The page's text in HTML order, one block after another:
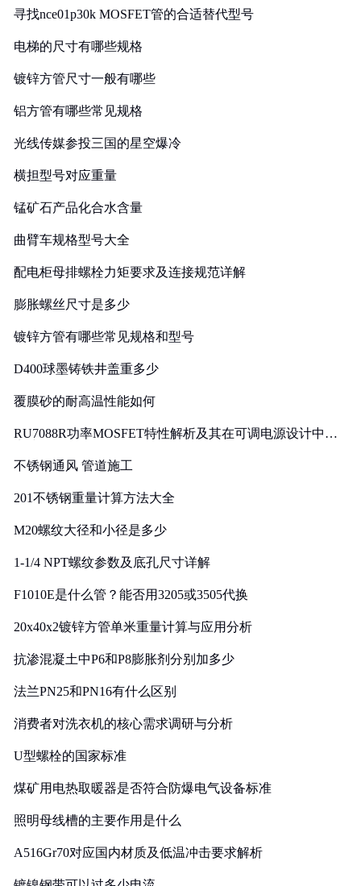
寻找nce01p30k MOSFET管的合适替代型号
电梯的尺寸有哪些规格
镀锌方管尺寸一般有哪些
铝方管有哪些常见规格
光线传媒参投三国的星空爆冷
横担型号对应重量
锰矿石产品化合水含量
曲臂车规格型号大全
配电柜母排螺栓力矩要求及连接规范详解
膨胀螺丝尺寸是多少
镀锌方管有哪些常见规格和型号
D400球墨铸铁井盖重多少
覆膜砂的耐高温性能如何
RU7088R功率MOSFET特性解析及其在可调电源设计中的
不锈钢通风 管道施工
201不锈钢重量计算方法大全
M20螺纹大径和小径是多少
1-1/4 NPT螺纹参数及底孔尺寸详解
F1010E是什么管？能否用3205或3505代换
20x40x2镀锌方管单米重量计算与应用分析
抗渗混凝土中P6和P8膨胀剂分别加多少
法兰PN25和PN16有什么区别
消费者对洗衣机的核心需求调研与分析
U型螺栓的国家标准
煤矿用电热取暖器是否符合防爆电气设备标准
照明母线槽的主要作用是什么
A516Gr70对应国内材质及低温冲击要求解析